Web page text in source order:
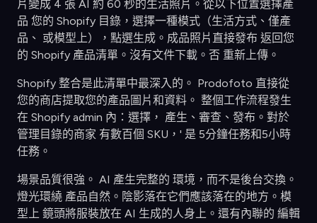
片變成 4 張 AI 約 60 秒的生活照片。從以下位置選擇產
品 您的 Shopify 目錄，選擇一種模式（生活方式、僅產
品、 或模型上），點選生成。成品照片直接發布 返回您
的 Shopify 產品清單。沒有文件下載。否 重新上傳。
Shopify 整合是此清單中最深入的。 Prodofoto 直接從
您的商店提取您的產品圖片和資料。 整個工作流程發生
在 Shopify admin 內：選擇， 產生、審查、發布。對於
管理目錄的商家 有數百個 SKU，' 是 5分鐘任務和5小時
任務。
場景品質很強。 AI 產生完整的 環境，而不是後台交換。
燈光環繞 產品自然。陰影落在它們應該落在的地方。模
型上 鏡頭將服裝放在 AI 生成的人身上。還有內聯的 編輯